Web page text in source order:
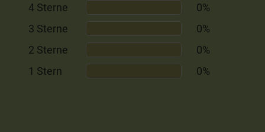
4 Sterne
0%
3 Sterne
0%
2 Sterne
0%
1 Stern
0%